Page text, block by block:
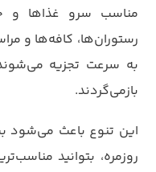
مناسب سرو غذاها
رستوران‌ها، کافه‌ها و
به سرعت تجزیه
بازمی‌گردند.
این تنوع باعث می‌شود
روزمره، بتوانید